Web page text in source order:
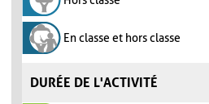
En classe et hors classe
DURÉE DE L'ACTIVITÉ